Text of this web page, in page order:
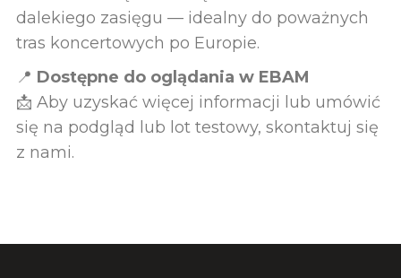
dalekiego zasięgu — idealny do poważnych
tras koncertowych po Europie.
📍 Dostępne do oglądania w EBAM
📩 Aby uzyskać więcej informacji lub umówić
się na podgląd lub lot testowy, skontaktuj się
z nami.